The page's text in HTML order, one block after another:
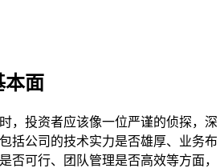
本面
，投资者应该像一位严谨的侦探，深
括公司的技术实力是否雄厚、业务布
否可行、团队管理是否高效等方面，